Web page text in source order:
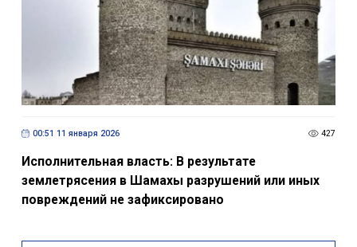
00:51 11 января 2026 427
Исполнительная власть: В результате
землетрясения в Шамахы разрушений или иных
повреждений не зафиксировано